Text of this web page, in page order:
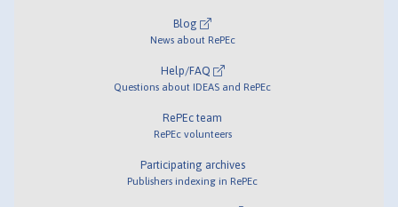
Blog
News about RePEc
Help/FAQ
Questions about IDEAS and RePEc
RePEc team
RePEc volunteers
Participating archives
Publishers indexing in RePEc